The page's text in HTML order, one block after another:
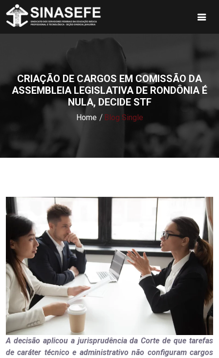
CRIAÇÃO DE CARGOS EM COMISSÃO DA
ASSEMBLEIA LEGISLATIVA DE RONDÔNIA É
NULA, DECIDE STF
Home Blog Single
A decisão aplicou a jurisprudência da Corte de que tarefas
de caráter técnico e administrativo não configuram cargos